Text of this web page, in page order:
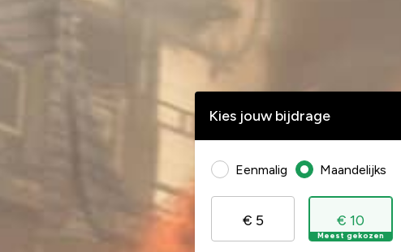
Kies jouw bijdrage
Eenmalig Maandelijks
€ 5 € 10
Meest gekozen